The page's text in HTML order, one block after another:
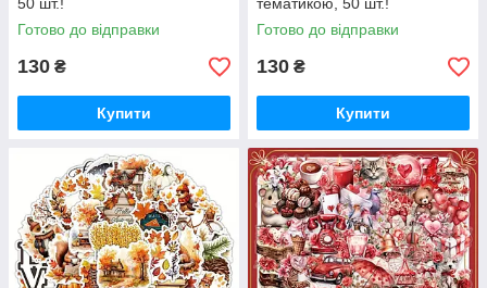
Готово до відправки
130 ₴
Купити
Готово до відправки
130 ₴
Купити